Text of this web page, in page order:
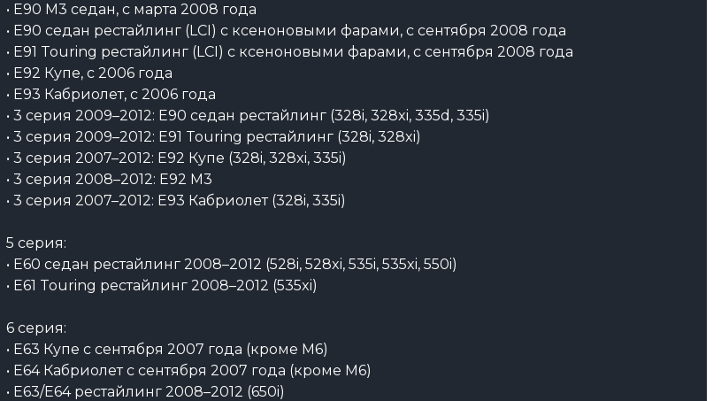
• E90 M3 седан, с марта 2008 года
• E90 седан рестайлинг (LCI) с ксеноновыми фарами, с сентября 2008 года
• E91 Touring рестайлинг (LCI) с ксеноновыми фарами, с сентября 2008 года
• E92 Купе, с 2006 года
• E93 Кабриолет, с 2006 года
• 3 серия 2009–2012: E90 седан рестайлинг (328i, 328xi, 335d, 335i)
• 3 серия 2009–2012: E91 Touring рестайлинг (328i, 328xi)
• 3 серия 2007–2012: E92 Купе (328i, 328xi, 335i)
• 3 серия 2008–2012: E92 M3
• 3 серия 2007–2012: E93 Кабриолет (328i, 335i)
5 серия:
• E60 седан рестайлинг 2008–2012 (528i, 528xi, 535i, 535xi, 550i)
• E61 Touring рестайлинг 2008–2012 (535xi)
6 серия:
• E63 Купе с сентября 2007 года (кроме M6)
• E64 Кабриолет с сентября 2007 года (кроме M6)
• E63/E64 рестайлинг 2008–2012 (650i)